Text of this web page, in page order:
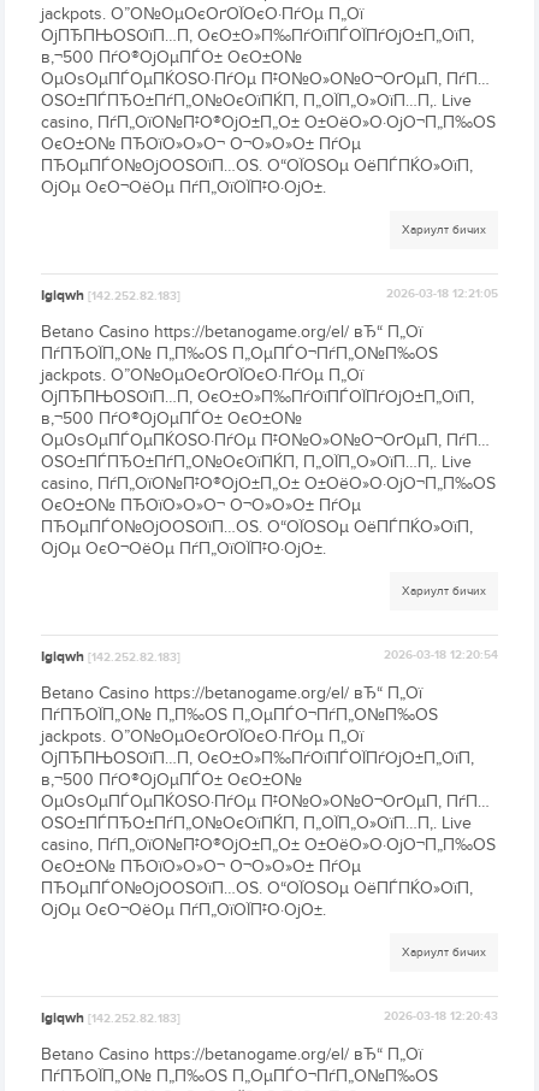
jackpots. О”О№ОµОєОґОЇОєО·ПѓОµ П„Ої
ОјПЂПЊОЅОїП…П‚ ОєО±О»П‰ПѓОїПЃОЇПѓОјО±П„ОїП‚
в‚¬500 ПѓО®ОјОµПЃО± ОєО±О№
ОµОѕОµПЃОµПЌОЅО·ПѓОµ П‡О№О»О№О¬ОґОµП‚ ПѓП…
ОЅО±ПЃПЂО±ПѓП„О№ОєОїПЌП‚ П„ОЇП„О»ОїП…П‚. Live
casino, ПѓП„ОїО№П‡О®ОјО±П„О± О±ОёО»О·ОјО¬П„П‰ОЅ
ОєО±О№ ПЂОїО»О»О¬ О¬О»О»О± ПѓОµ
ПЂОµПЃО№ОјО­ОЅОїП…ОЅ. О“ОЇОЅОµ ОёПЃПЌО»ОїП‚
ОјОµ ОєО¬ОёОµ ПѓП„ОїОЇП‡О·ОјО±.
Хариулт бичих
Igiqwh[142.252.82.183] 2026-03-18 12:21:05
Betano Casino https://betanogame.org/el/ вЂ“ П„Ої
ПѓПЂОЇП„О№ П„П‰ОЅ П„ОµПЃО¬ПѓП„О№П‰ОЅ
jackpots. О”О№ОµОєОґОЇОєО·ПѓОµ П„Ої
ОјПЂПЊОЅОїП…П‚ ОєО±О»П‰ПѓОїПЃОЇПѓОјО±П„ОїП‚
в‚¬500 ПѓО®ОјОµПЃО± ОєО±О№
ОµОѕОµПЃОµПЌОЅО·ПѓОµ П‡О№О»О№О¬ОґОµП‚ ПѓП…
ОЅО±ПЃПЂО±ПѓП„О№ОєОїПЌП‚ П„ОЇП„О»ОїП…П‚. Live
casino, ПѓП„ОїО№П‡О®ОјО±П„О± О±ОёО»О·ОјО¬П„П‰ОЅ
ОєО±О№ ПЂОїО»О»О¬ О¬О»О»О± ПѓОµ
ПЂОµПЃО№ОјО­ОЅОїП…ОЅ. О“ОЇОЅОµ ОёПЃПЌО»ОїП‚
ОјОµ ОєО¬ОёОµ ПѓП„ОїОЇП‡О·ОјО±.
Хариулт бичих
Igiqwh[142.252.82.183] 2026-03-18 12:20:54
Betano Casino https://betanogame.org/el/ вЂ“ П„Ої
ПѓПЂОЇП„О№ П„П‰ОЅ П„ОµПЃО¬ПѓП„О№П‰ОЅ
jackpots. О”О№ОµОєОґОЇОєО·ПѓОµ П„Ої
ОјПЂПЊОЅОїП…П‚ ОєО±О»П‰ПѓОїПЃОЇПѓОјО±П„ОїП‚
в‚¬500 ПѓО®ОјОµПЃО± ОєО±О№
ОµОѕОµПЃОµПЌОЅО·ПѓОµ П‡О№О»О№О¬ОґОµП‚ ПѓП…
ОЅО±ПЃПЂО±ПѓП„О№ОєОїПЌП‚ П„ОЇП„О»ОїП…П‚. Live
casino, ПѓП„ОїО№П‡О®ОјО±П„О± О±ОёО»О·ОјО¬П„П‰ОЅ
ОєО±О№ ПЂОїО»О»О¬ О¬О»О»О± ПѓОµ
ПЂОµПЃО№ОјО­ОЅОїП…ОЅ. О“ОЇОЅОµ ОёПЃПЌО»ОїП‚
ОјОµ ОєО¬ОёОµ ПѓП„ОїОЇП‡О·ОјО±.
Хариулт бичих
Igiqwh[142.252.82.183] 2026-03-18 12:20:43
Betano Casino https://betanogame.org/el/ вЂ“ П„Ої
ПѓПЂОЇП„О№ П„П‰ОЅ П„ОµПЃО¬ПѓП„О№П‰ОЅ